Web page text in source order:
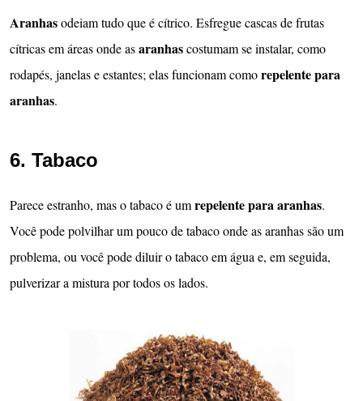
Aranhasodeiam tudo que é cítrico. Esfregue cascas de frutas
cítricas em áreas onde asaranhascostumam se instalar, como
rodapés, janelas e estantes; elas funcionam comorepelente para
aranhas.
6. Tabaco
Parece estranho, mas o tabaco é umrepelente para aranhas.
Você pode polvilhar um pouco de tabaco onde as aranhas são um
problema, ou você pode diluir o tabaco em água e, em seguida,
pulverizar a mistura por todos os lados.